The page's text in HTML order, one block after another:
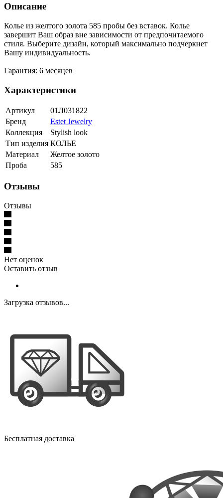
Описание
Колье из желтого золота 585 пробы без вставок. Колье
завершит Ваш образ вне зависимости от предпочитаемого
стиля. Выберите дизайн, который максимально подчеркнет
Вашу индивидуальность.
Гарантия: 6 месяцев
Характеристики
Артикул
01Л031822
Бренд
Estet Jewelry
Коллекция
Stylish look
Тип изделия КОЛЬЕ
Материал
Желтое золото
Проба
585
Отзывы
Отзывы
Нет оценок
Оставить отзыв
Загрузка отзывов...
Бесплатная доставка